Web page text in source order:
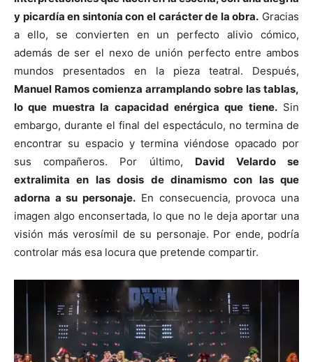
y picardía en sintonía con el carácter de la obra. Gracias
a ello, se convierten en un perfecto alivio cómico,
además de ser el nexo de unión perfecto entre ambos
mundos presentados en la pieza teatral. Después,
Manuel Ramos comienza arramplando sobre las tablas,
lo que muestra la capacidad enérgica que tiene.Sin
embargo, durante el final del espectáculo, no termina de
encontrar su espacio y termina viéndose opacado por
sus compañeros. Por último, David Velardo se
extralimita en las dosis de dinamismo con las que
adorna a su personaje. En consecuencia, provoca una
imagen algo enconsertada, lo que no le deja aportar una
visión más verosímil de su personaje. Por ende, podría
controlar más esa locura que pretende compartir.